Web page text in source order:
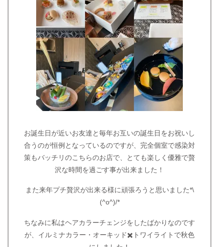
お誕生日が近いお友達と毎年お互いの誕生日をお祝いし
合うのが恒例となっているのですが、完全個室で感染対
策もバッチリのこちらのお店で、とても楽しく優雅で贅
沢な時間を過ごす事が出来ました！
また来年プチ贅沢が出来る様に頑張ろうと思いました*\
(^o^)/*
ちなみに私はヘアカラーチェンジをしたばかりなのです
が、イルミナカラー・オーキッド✖️トワイライトで秋色